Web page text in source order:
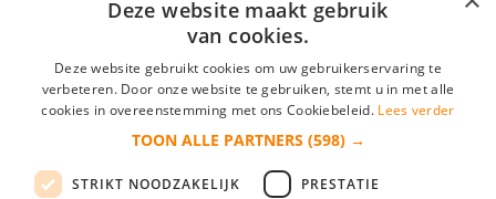
Inloggen als bedrijf
*
login gegevens onthouden
Deze website maakt gebruik
van cookies.
Deze website gebruikt cookies om uw gebruikerservaring te
verbeteren. Door onze website te gebruiken, stemt u in met alle
cookies in overeenstemming met ons Cookiebeleid. Lees verder
TOON ALLE PARTNERS (598) →
STRIKT NOODZAKELIJK PRESTATIE